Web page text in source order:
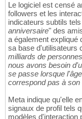
Le logiciel est censé
followers et les
indicateurs subtils
anniversaire" des
a également expliqué
sa base d'utilisateurs
milliards de
nous avons besoin
se passe lorsque
correspond pas à son
Meta indique qu'elle
signaux de profil tels
modèles d'interaction